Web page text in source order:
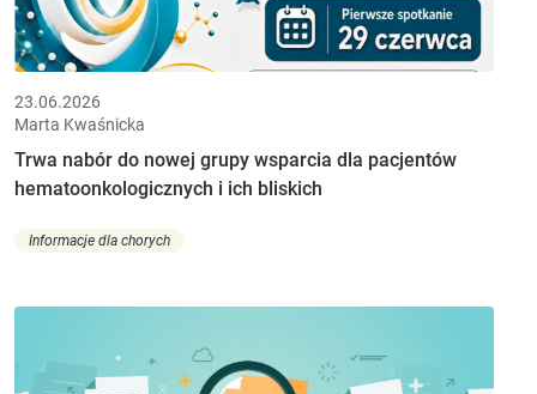
23.06.2026
Marta Kwaśnicka
Trwa nabór do nowej grupy wsparcia dla pacjentów
hematoonkologicznych i ich bliskich
Informacje dla chorych